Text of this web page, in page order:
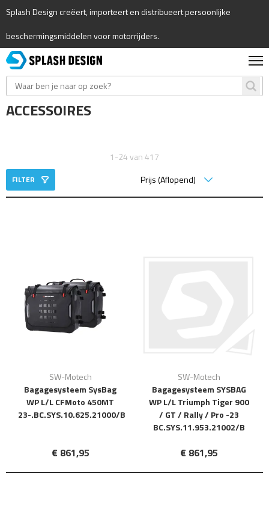
Splash Design creëert, importeert en distribueert persoonlijke
beschermingsmiddelen voor motorrijders.
ACCESSOIRES
1-24 van 417
FILTER
SW-Motech
Bagagesysteem SysBag
WP L/L CFMoto 450MT
23-.BC.SYS.10.625.21000/B
€ 861,95
SW-Motech
Bagagesysteem SYSBAG
WP L/L Triumph Tiger 900
/ GT / Rally / Pro -23
BC.SYS.11.953.21002/B
€ 861,95